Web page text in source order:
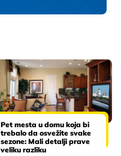
Pet mesta u domu koja bi
trebalo da osvežite svake
sezone: Mali detalji prave
veliku razliku